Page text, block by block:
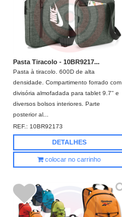
Pasta Tiracolo - 10BR9217...
Pasta à tiracolo. 600D de alta
densidade. Compartimento forrado com
divisória almofadada para tablet 9.7'' e
diversos bolsos interiores. Parte
posterior al...
REF.: 10BR92173
DETALHES
colocar no carrinho